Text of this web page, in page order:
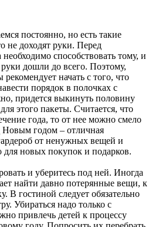
постоянно, но есть такие
не доходят руки. Перед
способствовать тому, и
дошли до всего. Поэтому,
начать с того, что
порядок в полочках с
придется выкинуть половину
этого пакеты. Считается, что
года, то от нее можно смело
Новым годом – отличная
от ненужных вещей и
для новых покупок и подарков.
и уберитесь под ней. Иногда
найти давно потерянные вещи, к
В гостиной следует обязательно
Убираться надо только с
привлечь детей к процессу